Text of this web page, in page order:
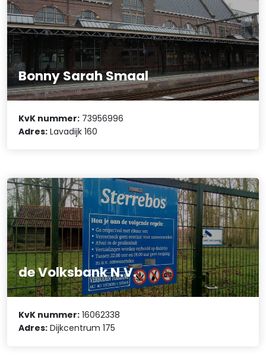
Bonny Sarah Smaal
KvK nummer: 73956996
Adres: Lavadijk 160
de Volksbank N.V.
KvK nummer: 16062338
Adres: Dijkcentrum 175